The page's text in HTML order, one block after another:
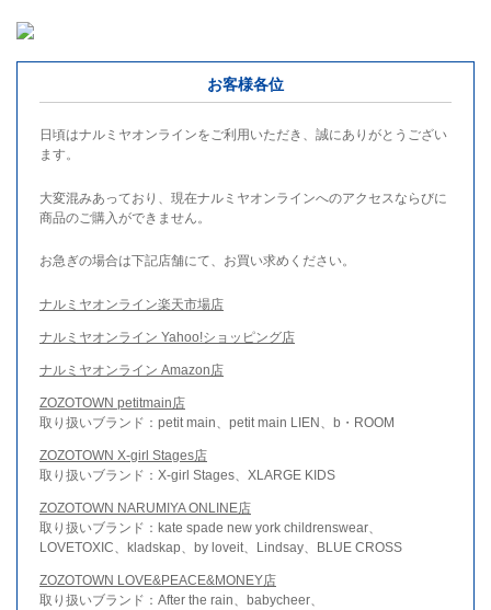
お客様各位
日頃はナルミヤオンラインをご利用いただき、誠にありがとうござい
ます。
大変混みあっており、現在ナルミヤオンラインへのアクセスならびに
商品のご購入ができません。
お急ぎの場合は下記店舗にて、お買い求めください。
ナルミヤオンライン楽天市場店
ナルミヤオンライン Yahoo!ショッピング店
ナルミヤオンライン Amazon店
ZOZOTOWN petitmain店
取り扱いブランド：petit main、petit main LIEN、b・ROOM
ZOZOTOWN X-girl Stages店
取り扱いブランド：X-girl Stages、XLARGE KIDS
ZOZOTOWN NARUMIYA ONLINE店
取り扱いブランド：kate spade new york childrenswear、
LOVETOXIC、kladskap、by loveit、Lindsay、BLUE CROSS
ZOZOTOWN LOVE&PEACE&MONEY店
取り扱いブランド：After the rain、babycheer、